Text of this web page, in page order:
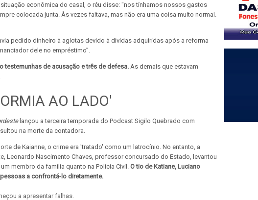
econômica do casal, o réu disse: "nos tínhamos nossos gastos
colocada junta. Às vezes faltava, mas não era uma coisa muito normal.
pedido dinheiro à agiotas devido à dívidas adquiridas após a reforma
dele no empréstimo”.
testemunhas de acusação e três de defesa. As demais que estavam
AO LADO'
lançou a terceira temporada do Podcast Sigilo Quebrado com
na morte da contadora.
de Kaianne, o crime era 'tratado' como um latrocínio. No entanto, a
Leonardo Nascimento Chaves, professor concursado do Estado, levantou
membro da família quanto na Polícia Civil. O tio de Katiane, Luciano
a confrontá-lo diretamente.
a apresentar falhas.